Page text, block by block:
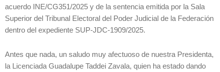
acuerdo INE/CG351/2025 y de la sentencia emitida por la Sala
Superior del Tribunal Electoral del Poder Judicial de la Federación
dentro del expediente SUP-JDC-1909/2025.
Antes que nada, un saludo muy afectuoso de nuestra Presidenta,
la Licenciada Guadalupe Taddei Zavala, quien ha estado dando